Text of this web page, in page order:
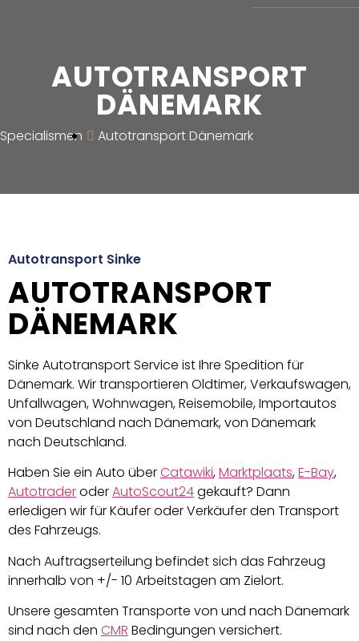
AUTOTRANSPORT
DÄNEMARK
Specialismen Autotransport Dänemark
Autotransport Sinke
AUTOTRANSPORT
DÄNEMARK
Sinke Autotransport Service ist Ihre Spedition für
Dänemark. Wir transportieren Oldtimer, Verkaufswagen,
Unfallwagen, Wohnwagen, Reisemobile, Importautos
von Deutschland nach Dänemark, von Dänemark
nach Deutschland.
Haben Sie ein Auto überCatawiki,Marktplaats,E-Bay,
AutotraderoderAutoScout24gekauft? Dann
erledigen wir für Käufer oder Verkäufer den Transport
des Fahrzeugs.
Nach Auftragserteilung befindet sich das Fahrzeug
innerhalb von +/- 10 Arbeitstagen am Zielort.
Unsere gesamten Transporte von und nach Dänemark
sind nach den CMR Bedingungen versichert.